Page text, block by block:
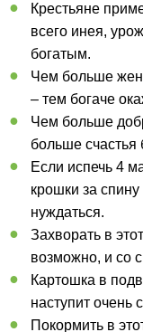
Крестьяне
всего инея,
богатым.
Чем больше
– тем богаче
Чем больше
больше счастья
Если испечь 4
крошки за
нуждаться.
Захворать в
возможно, и со
Картошка в
наступит очень
Покормить в